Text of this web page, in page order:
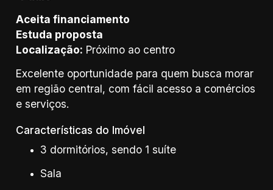
Aceita financiamento
Estuda proposta
Localização: Próximo ao centro
Excelente oportunidade para quem busca morar
em região central, com fácil acesso a comércios
e serviços.
Características do Imóvel
3 dormitórios, sendo 1 suíte
Sala